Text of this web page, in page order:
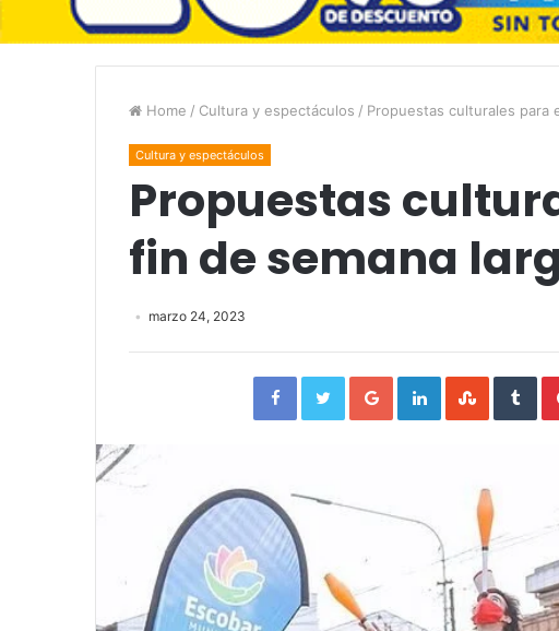
Home / Cultura y espectáculos / Propuestas culturales para
Cultura y espectáculos
Propuestas
fin de semana
marzo 24, 2023
FacebookTwitterGoogle+LinkedIn